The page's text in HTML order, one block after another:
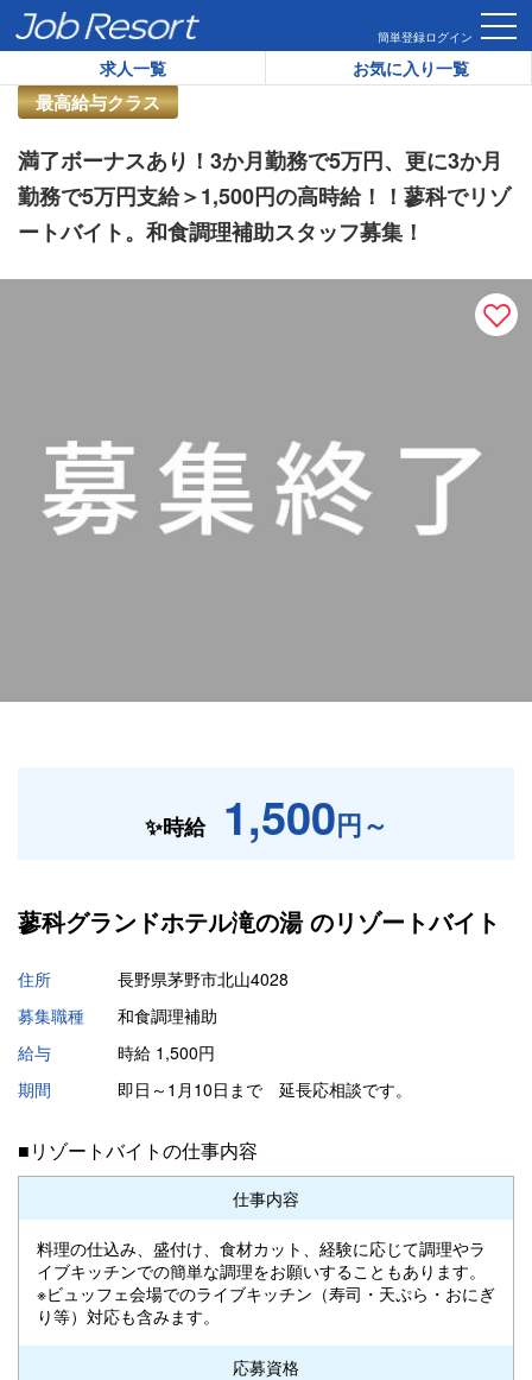
簡単登録ログイン
求人一覧 お気に入り一覧
HOME 求人一覧 満了ボーナスあり！3か月勤務で5万円、更
最高給与クラス
リゾートバイト求人番号：
満了ボーナスあり！3か月勤務で5万円、更に3か月
勤務で5万円支給＞1,500円の高時給！！蓼科でリゾ
ートバイト。和食調理補助スタッフ募集！
✨時給 1,500円～
蓼科グランドホテル滝の湯 のリゾートバイト
住所
長野県茅野市北山4028
募集職種
和食調理補助
給与
時給 1,500円
期間
即日～1月10日まで 延長応相談です。
■リゾートバイトの仕事内容
仕事内容
料理の仕込み、盛付け、食材カット、経験に応じて調理やラ
イブキッチンでの簡単な調理をお願いすることもあります。
※ビュッフェ会場でのライブキッチン（寿司・天ぷら・おにぎ
り等）対応も含みます。
応募資格